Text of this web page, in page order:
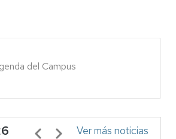
del Campus
Paginación Ver más noticias